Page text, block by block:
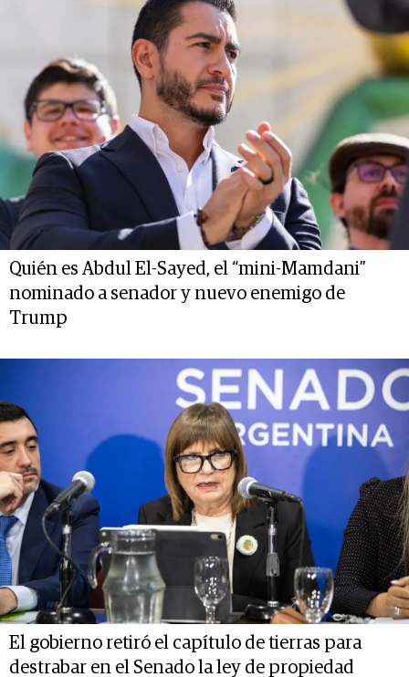
Quién es Abdul El-Sayed, el “mini-Mamdani”
nominado a senador y nuevo enemigo de
Trump
El gobierno retiró el capítulo de tierras para
destrabar en el Senado la ley de propiedad